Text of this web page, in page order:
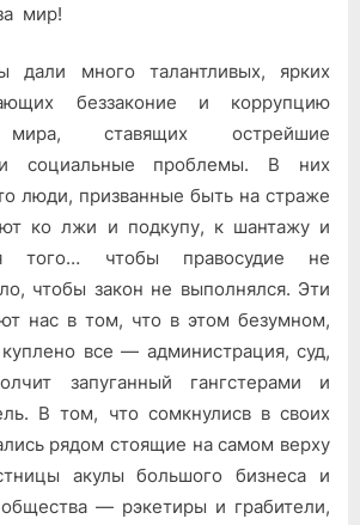
мир!
дали много талантливых, ярких
беззаконие и коррупцию
мира, ставящих ост­рейшие
и социальные проблемы. В них
люди, призванные быть на страже
ко лжи и подкупу, к шантажу и
того… чтобы правосудие не
чтобы закон не выполнялся. Эти
нас в том, что в этом безумном,
все — администрация, суд,
запуганный ганг­стерами и
В том, что сомкнулисв в своих
рядом стоящие на самом верху
акулы большого бизнеса и
— рэке­тиры и грабители,